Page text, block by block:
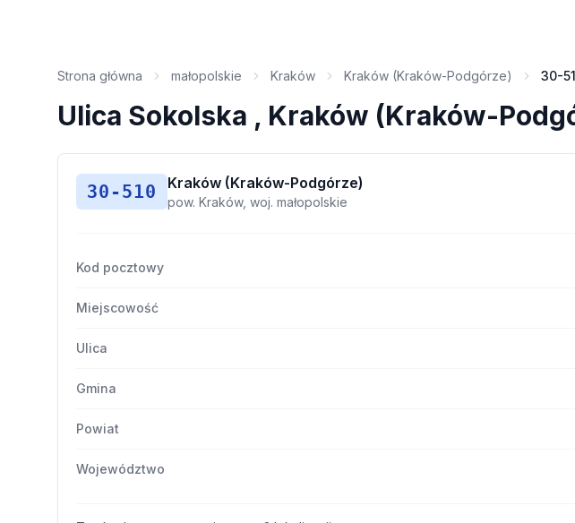
Strona główna małopolskie Kraków Kraków (Kraków-Podgórze) 30-
Ulica Sokolska , Kraków (Kraków-
30-510 Kraków (Kraków-Podgórze)
pow. Kraków, woj. małopolskie
Kod pocztowy
Miejscowość
Ulica
Gmina
Powiat
Województwo